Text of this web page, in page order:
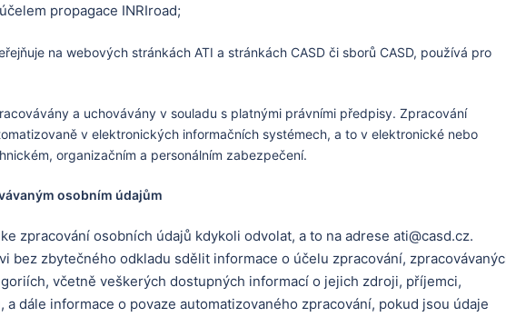
propagace INRIroad;
na webových stránkách ATI a stránkách CASD či sborů CASD, používá pro
a uchovávány v souladu s platnými právními předpisy. Zpracování
v elektronických informačních systémech, a to v elektronické nebo
organizačním a personálním zabezpečení.
osobním údajům
zpracování osobních údajů kdykoli odvolat, a to na adrese ati@casd.cz.
bez zbytečného odkladu sdělit informace o účelu zpracování,
včetně veškerých dostupných informací o jejich zdroji, příjemci,
dále informace o povaze automatizovaného zpracování, pokud jsou údaje